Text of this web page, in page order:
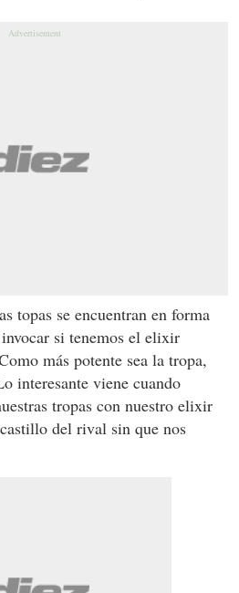
topas se encuentran en forma
si tenemos el elixir
más potente sea la tropa,
interesante viene cuando
tropas con nuestro elixir
del rival sin que nos